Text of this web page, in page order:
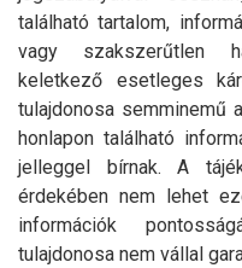
található tartalom,
vagy szakszerűtlen
keletkező esetleges
tulajdonosa semminemű
honlapon található
jelleggel bírnak. A
érdekében nem lehet
információk
tulajdonosa nem vállal